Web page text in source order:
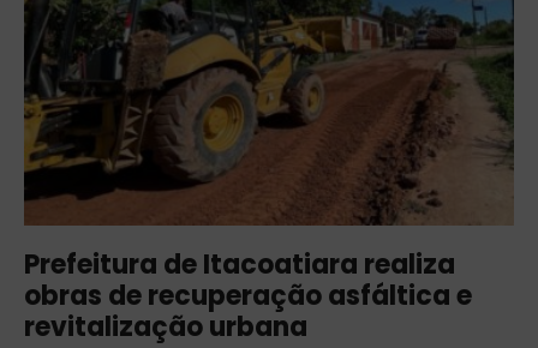
Prefeitura de Itacoatiara realiza
obras de recuperação asfáltica e
revitalização urbana